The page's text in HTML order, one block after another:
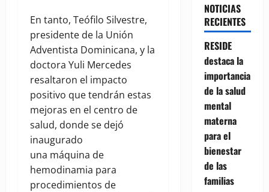
En tanto, Teófilo Silvestre,
presidente de la Unión
Adventista Dominicana, y la
doctora Yuli Mercedes
resaltaron el impacto
positivo que tendrán estas
mejoras en el centro de
salud, donde se dejó
inaugurado
una máquina de
hemodinamia para
procedimientos de
NOTICIAS
RECIENTES
RESIDE
destaca la
importancia
de la salud
mental
materna
para el
bienestar
de las
familias